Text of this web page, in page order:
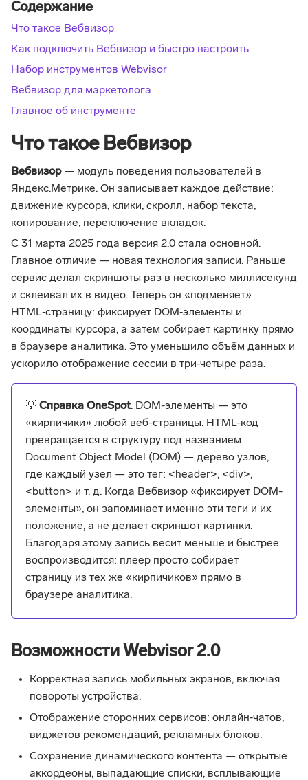
Содержание
Что такое Вебвизор
Как подключить Вебвизор и быстро настроить
Набор инструментов Webvisor
Вебвизор для маркетолога
Главное об инструменте
Что такое Вебвизор
Вебвизор— модуль поведения пользователей в
Яндекс.Метрике. Он записывает каждое действие:
движение курсора, клики, скролл, набор текста,
копирование, переключение вкладок.
С 31 марта 2025 года версия 2.0 стала основной.
Главное отличие — новая технология записи. Раньше
сервис делал скриншоты раз в несколько миллисекунд
и склеивал их в видео. Теперь он «подменяет»
HTML‑страницу: фиксирует DOM‑элементы и
координаты курсора, а затем собирает картинку прямо
в браузере аналитика. Это уменьшило объём данных и
ускорило отображение сессии в три‑четыре раза.
💡 Справка OneSpot. DOM-элементы — это
«кирпичики» любой веб-страницы. HTML-код
превращается в структуру под названием
Document Object Model (DOM) — дерево узлов,
где каждый узел — это тег: <header>, <div>,
<button> и т. д. Когда Вебвизор «фиксирует DOM-
элементы», он запоминает именно эти теги и их
положение, а не делает скриншот картинки.
Благодаря этому запись весит меньше и быстрее
воспроизводится: плеер просто собирает
страницу из тех же «кирпичиков» прямо в
браузере аналитика.
Возможности Webvisor 2.0
Корректная запись мобильных экранов, включая
повороты устройства.
Отображение сторонних сервисов: онлайн‑чатов,
виджетов рекомендаций, рекламных блоков.
Сохранение динамического контента — открытые
аккордеоны, выпадающие списки, всплывающие